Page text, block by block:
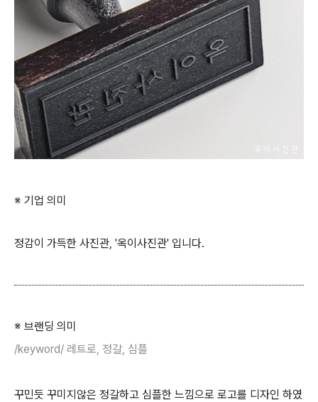
※ 기업 의미
정감이 가득한 사진관, '옥이사진관' 입니다.
※ 브랜딩 의미
/keyword/ 레트로, 정갈, 심플
꾸민듯 꾸미지않은 정갈하고 심플한 느낌으로 로고를 디자인 하였